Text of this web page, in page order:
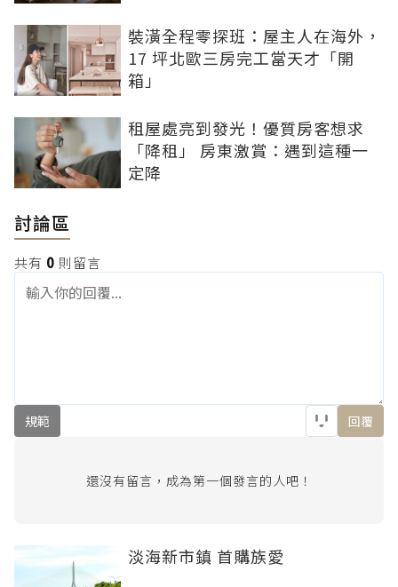
裝潢全程零探班：屋主人在海外，
17 坪北歐三房完工當天才「開
箱」
租屋處亮到發光！優質房客想求
「降租」 房東激賞：遇到這種一
定降
討論區
共有 0 則留言
規範 回覆
還沒有留言，成為第一個發言的人吧！
淡海新市鎮 首購族愛